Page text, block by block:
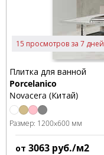
15 просмотров за 7 дней
Плитка для ванной
Porcelanico
Novacera (Китай)
Размер: 1200x600 мм
от 3063 руб./м2